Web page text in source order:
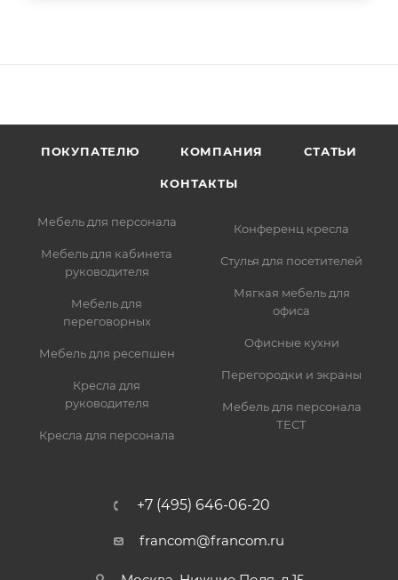
ПОКУПАТЕЛЮ КОМПАНИЯ СТАТЬИ
КОНТАКТЫ
Мебель для персонала
Мебель для кабинета
руководителя
Мебель для
переговорных
Мебель для ресепшен
Кресла для
руководителя
Кресла для персонала
Конференц кресла
Стулья для посетителей
Мягкая мебель для
офиса
Офисные кухни
Перегородки и экраны
Мебель для персонала
ТЕСТ
+7 (495) 646-06-20
francom@francom.ru